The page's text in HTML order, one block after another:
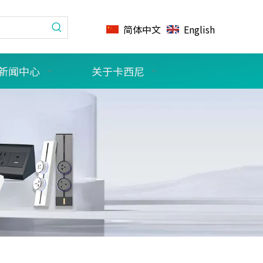
简体中文 English
闻中心 关于卡西尼